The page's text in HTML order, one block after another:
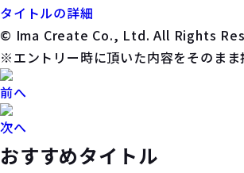
タイトルの詳細
© Ima Create Co., Ltd. All Rights
※エントリー時に頂いた内容をそのまま
前へ
次へ
おすすめタイトル